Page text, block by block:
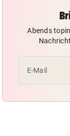
Abends
E-Mail